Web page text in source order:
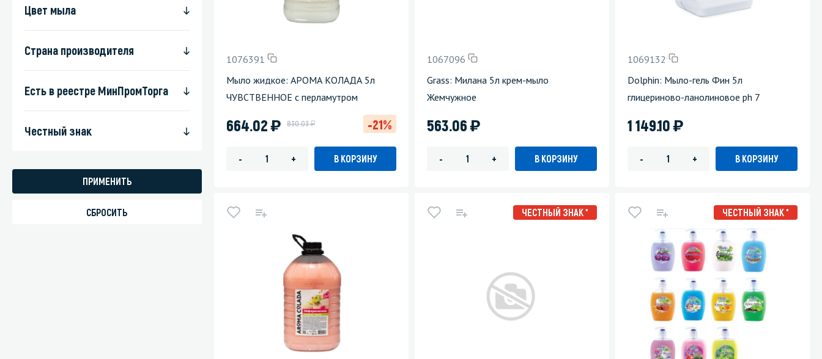
Цвет мыла
Страна производителя
Есть в реестре МинПромТорга
Честный знак
1076391
Мыло жидкое: АРОМА КОЛАДА 5л
ЧУВСТВЕННОЕ с перламутром
664.02) 830.03у -21%
- + В КОРЗИНУ
1067096
Grass: Милана 5л крем-мыло
Жемчужное
563.06)
- + В КОРЗИНУ
1069132
Dolphin: Мыло-гель Фин 5л
глицериново-ланолиновое ph 7
1 149.10)
- + В КОРЗИНУ
ЧЕСТНЫЙ ЗНАК * ЧЕСТНЫЙ ЗНАК *